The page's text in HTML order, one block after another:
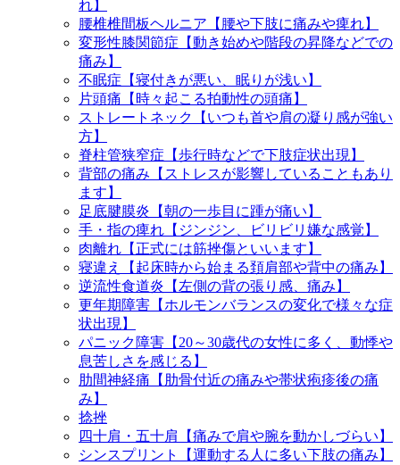
れ】
腰椎椎間板ヘルニア【腰や下肢に痛みや痺れ】
変形性膝関節症【動き始めや階段の昇降などでの
痛み】
不眠症【寝付きが悪い、眠りが浅い】
片頭痛【時々起こる拍動性の頭痛】
ストレートネック【いつも首や肩の凝り感が強い
方】
脊柱管狭窄症【歩行時などで下肢症状出現】
背部の痛み【ストレスが影響していることもあり
ます】
足底腱膜炎【朝の一歩目に踵が痛い】
手・指の痺れ【ジンジン、ビリビリ嫌な感覚】
肉離れ【正式には筋挫傷といいます】
寝違え【起床時から始まる頚肩部や背中の痛み】
逆流性食道炎【左側の背の張り感、痛み】
更年期障害【ホルモンバランスの変化で様々な症
状出現】
パニック障害【20～30歳代の女性に多く、動悸や
息苦しさを感じる】
肋間神経痛【肋骨付近の痛みや帯状疱疹後の痛
み】
捻挫
四十肩・五十肩【痛みで肩や腕を動かしづらい】
シンスプリント【運動する人に多い下肢の痛み】